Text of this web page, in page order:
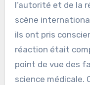
l’autorité et de la
scène
ils ont pris
réaction était
point de vue des
science médicale.